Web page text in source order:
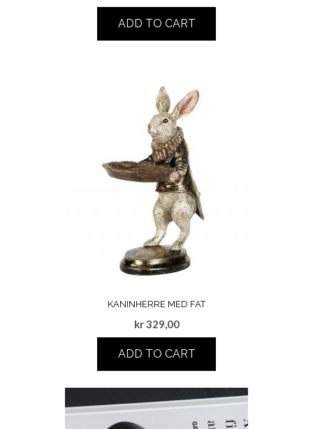
ADD TO CART
KANINHERRE MED FAT
kr329,00
ADD TO CART